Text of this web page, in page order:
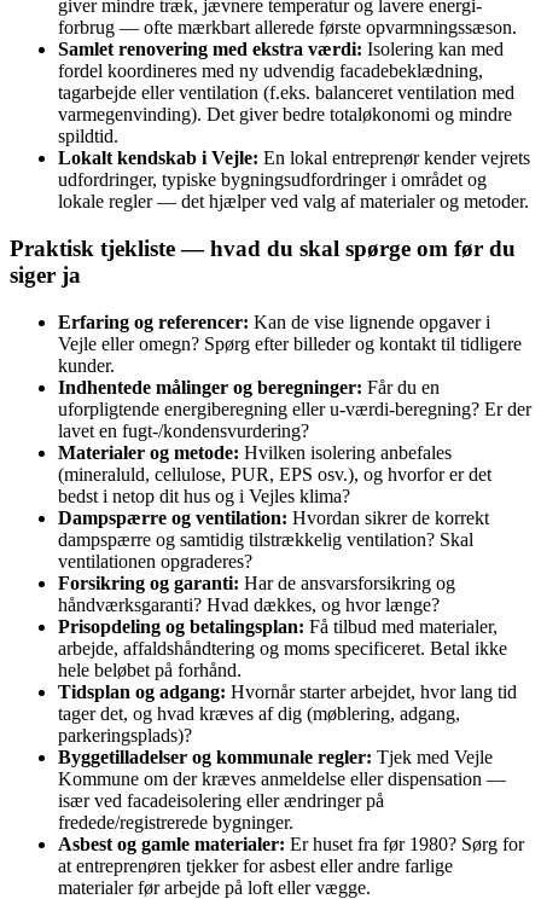
giver mindre træk, jævnere temperatur og lavere energi­
forbrug — ofte mærkbart allerede første opvarmningssæson.
Samlet renovering med ekstra værdi: Isolering kan med
fordel koordineres med ny udvendig facadebeklædning,
tagarbejde eller ventilation (f.eks. balanceret ventilation med
varmegenvinding). Det giver bedre totaløkonomi og mindre
spildtid.
Lokalt kendskab i Vejle: En lokal entreprenør kender vejrets
udfordringer, typiske bygningsudfordringer i området og
lokale regler — det hjælper ved valg af materialer og metoder.
Praktisk tjekliste — hvad du skal spørge om før du
siger ja
Erfaring og referencer: Kan de vise lignende opgaver i
Vejle eller omegn? Spørg efter billeder og kontakt til tidligere
kunder.
Indhentede målinger og beregninger: Får du en
uforpligtende energiberegning eller u‑værdi‑beregning? Er der
lavet en fugt‑/kondensvurdering?
Materialer og metode: Hvilken isolering anbefales
(mineraluld, cellulose, PUR, EPS osv.), og hvorfor er det
bedst i netop dit hus og i Vejles klima?
Dampspærre og ventilation: Hvordan sikrer de korrekt
dampspærre og samtidig tilstrækkelig ventilation? Skal
ventilationen opgraderes?
Forsikring og garanti: Har de ansvarsforsikring og
håndværksgaranti? Hvad dækkes, og hvor længe?
Prisopdeling og betalingsplan: Få tilbud med materialer,
arbejde, affaldshåndtering og moms specificeret. Betal ikke
hele beløbet på forhånd.
Tidsplan og adgang: Hvornår starter arbejdet, hvor lang tid
tager det, og hvad kræves af dig (møblering, adgang,
parkeringsplads)?
Byggetilladelser og kommunale regler: Tjek med Vejle
Kommune om der kræves anmeldelse eller dispensation —
især ved facadeisolering eller ændringer på
fredede/registrerede bygninger.
Asbest og gamle materialer: Er huset fra før 1980? Sørg for
at entreprenøren tjekker for asbest eller andre farlige
materialer før arbejde på loft eller vægge.